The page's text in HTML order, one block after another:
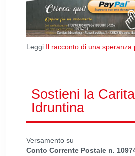
Leggi Il racconto di una speranza
Sostieni la
Idruntina
Versamento su
Conto Corrente Postale n.